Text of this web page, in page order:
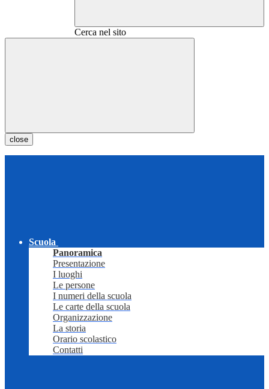
Cerca nel sito
close
Scuola
Panoramica
Presentazione
I luoghi
Le persone
I numeri della scuola
Le carte della scuola
Organizzazione
La storia
Orario scolastico
Contatti